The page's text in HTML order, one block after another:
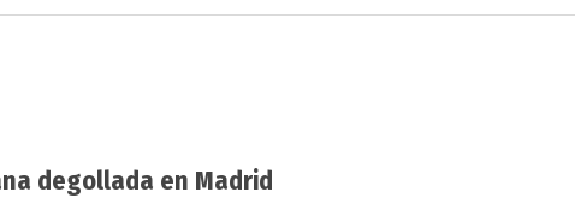
degollada en Madrid